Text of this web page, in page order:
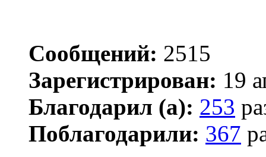
Сообщений: 2515
Зарегистрирован: 19
Благодарил (а): 253
Поблагодарили: 367